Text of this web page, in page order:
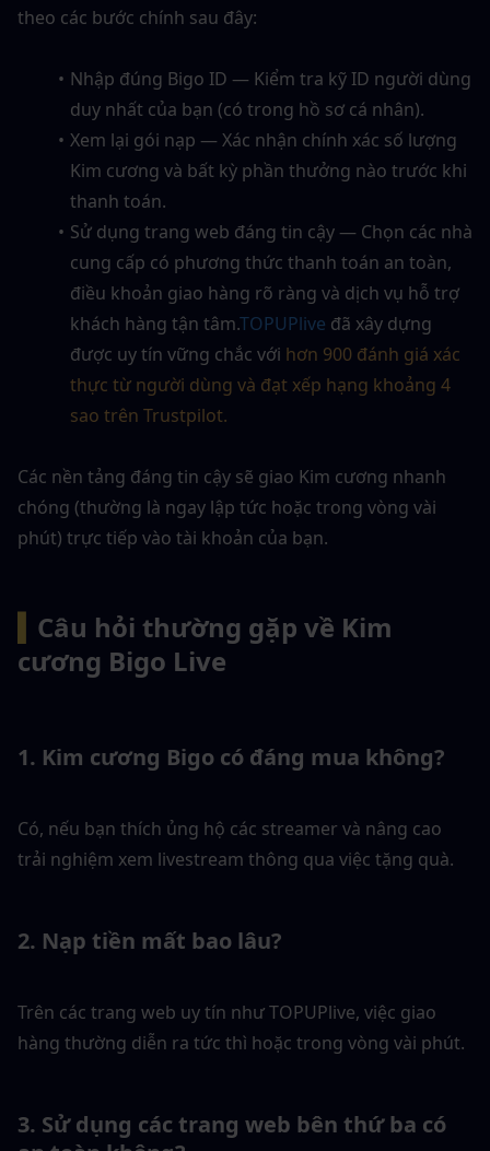
theo các bước chính sau đây:
Nhập đúng Bigo ID — Kiểm tra kỹ ID người dùng
duy nhất của bạn (có trong hồ sơ cá nhân).
Xem lại gói nạp — Xác nhận chính xác số lượng
Kim cương và bất kỳ phần thưởng nào trước khi
thanh toán.
Sử dụng trang web đáng tin cậy — Chọn các nhà
cung cấp có phương thức thanh toán an toàn,
điều khoản giao hàng rõ ràng và dịch vụ hỗ trợ
khách hàng tận tâm.TOPUPlive đã xây dựng
được uy tín vững chắc với hơn 900 đánh giá xác
thực từ người dùng và đạt xếp hạng khoảng 4
sao trên Trustpilot.
Các nền tảng đáng tin cậy sẽ giao Kim cương nhanh
chóng (thường là ngay lập tức hoặc trong vòng vài
phút) trực tiếp vào tài khoản của bạn.
Câu hỏi thường gặp về Kim
cương Bigo Live
1. Kim cương Bigo có đáng mua không?
Có, nếu bạn thích ủng hộ các streamer và nâng cao
trải nghiệm xem livestream thông qua việc tặng quà.
2. Nạp tiền mất bao lâu?
Trên các trang web uy tín như TOPUPlive, việc giao
hàng thường diễn ra tức thì hoặc trong vòng vài phút.
3. Sử dụng các trang web bên thứ ba có